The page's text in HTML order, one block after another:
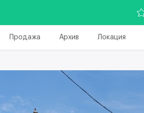
Продажа Архив Локация